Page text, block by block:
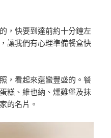
，快要到達前約十分鐘左
讓我們有心理準備餐盒快
，看起來還蠻豐盛的。餐
糕、維也納、燻雞堡及抹
的名片。